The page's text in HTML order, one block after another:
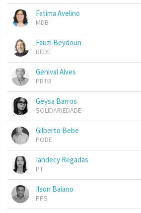
Fatima Avelino
MDB
Fauzi Beydoun
REDE
Genival Alves
PRTB
Geysa Barros
SOLIDARIEDADE
Gilberto Bebe
PODE
Iandecy Regadas
PT
Ilson Baiano
PPS